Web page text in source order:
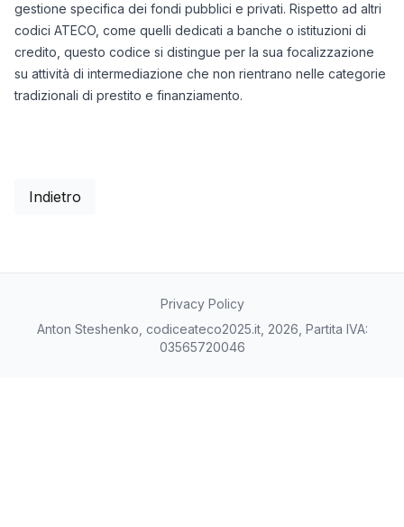
gestione specifica dei fondi pubblici e privati. Rispetto ad altri
codici ATECO, come quelli dedicati a banche o istituzioni di
credito, questo codice si distingue per la sua focalizzazione
su attività di intermediazione che non rientrano nelle categorie
tradizionali di prestito e finanziamento.
Indietro
Privacy Policy
Anton Steshenko, codiceateco2025.it, 2026, Partita IVA:
03565720046